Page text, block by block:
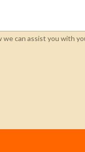
we can assist you with